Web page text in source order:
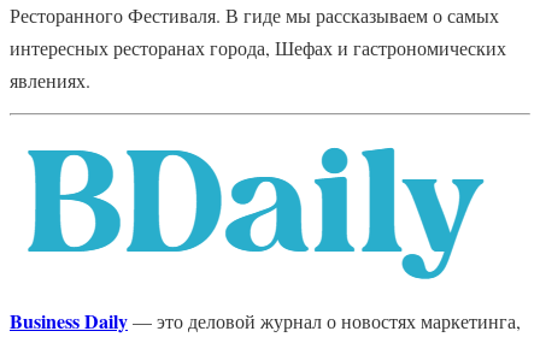
Ресторанного Фестиваля. В гиде мы рассказываем о самых
интересных ресторанах города, Шефах и гастрономических
явлениях.
Business Daily— это деловой журнал о новостях маркетинга,